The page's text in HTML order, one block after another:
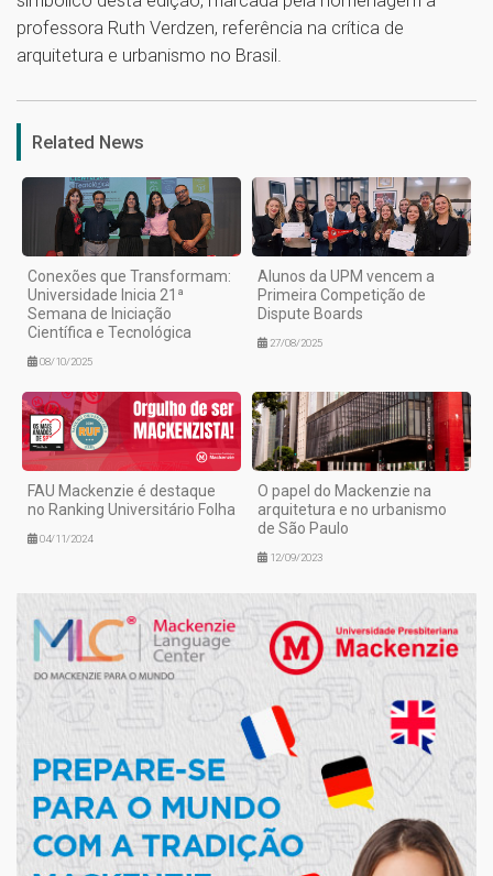
professora Ruth Verdzen, referência na crítica de
arquitetura e urbanismo no Brasil.
1
Related News
Conexões que Transformam:
Universidade Inicia 21ª
Semana de Iniciação
Científica e Tecnológica
08/10/2025
Alunos da UPM vencem a
Primeira Competição de
Dispute Boards
27/08/2025
FAU Mackenzie é destaque
no Ranking Universitário Folha
04/11/2024
O papel do Mackenzie na
arquitetura e no urbanismo
de São Paulo
12/09/2023